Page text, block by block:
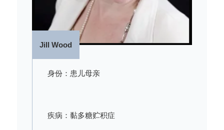
Jill Wood
身份：患儿母亲
疾病：黏多糖贮积症